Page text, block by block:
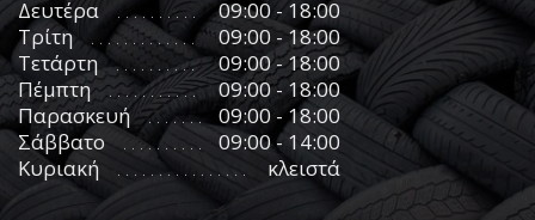
Δευτέρα
09:00 - 18:00
Τρίτη
09:00 - 18:00
Τετάρτη
09:00 - 18:00
Πέμπτη
09:00 - 18:00
Παρασκευή
09:00 - 18:00
Σάββατο
09:00 - 14:00
Κυριακή
κλειστά